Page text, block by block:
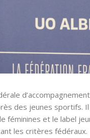
des jeunes sportifs.
féminines et le label
les critères fédéraux.